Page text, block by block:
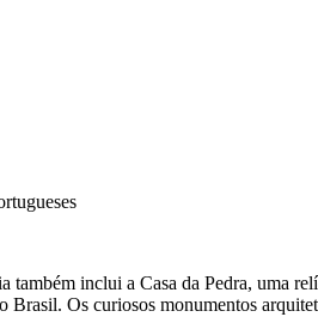
também inclui a Casa da Pedra, uma
Os curiosos monumentos